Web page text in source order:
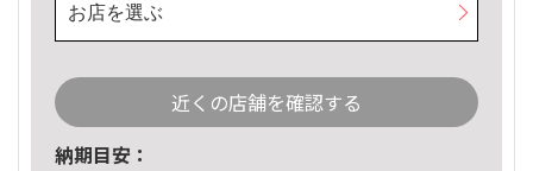
お店を選ぶ
近くの店舗を確認する
納期目安：